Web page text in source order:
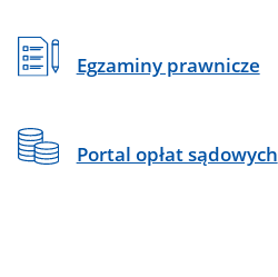
Egzaminy prawnicze
Portal opłat sądowych